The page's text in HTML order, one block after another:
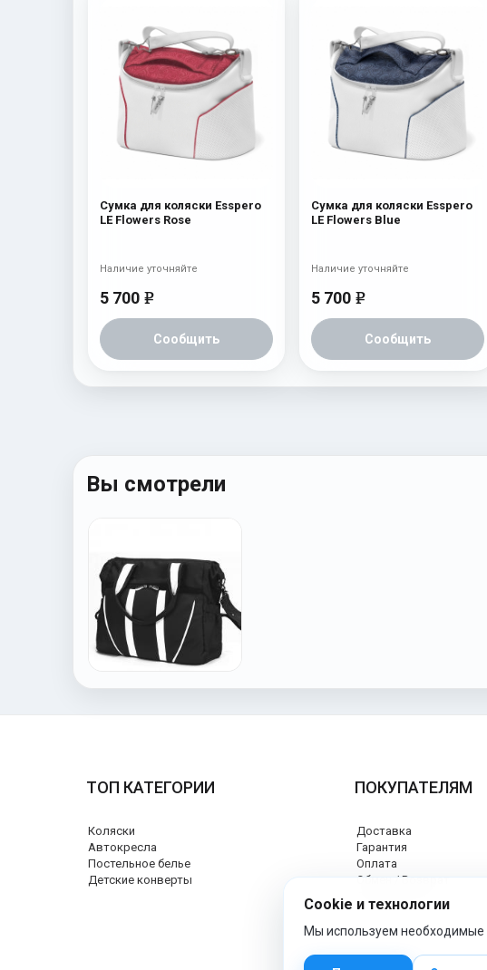
Сумка для коляски Esspero
LE Flowers Rose
5 700 e
Сообщить
Наличие уточняйте
Сумка для коляски Esspero
LE Flowers Blue
5 700 e
Сообщить
Наличие уточняйте
Вы смотрели
ТОП КАТЕГОРИИ
Коляски
Автокресла
Постельное белье
Детские конверты
ПОКУПАТЕЛЯМ
Доставка
Гарантия
Оплата
Обмен / Возврат
Cookie и технологии
Мы используем необходимые